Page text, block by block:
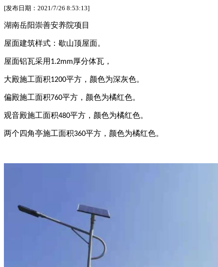
[发布日期：2021/7/26 8:53:13]
湖南岳阳崇善安养院项目
屋面建筑样式：歇山顶屋面。
屋面铝瓦采用 1.2mm厚分体瓦，
大殿施工面积1200平方，颜色为深灰色。
偏殿施工面积760平方，颜色为橘红色。
观音殿施工面积480平方，颜色为橘红色。
两个四角亭施工面积360平方，颜色为橘红色。